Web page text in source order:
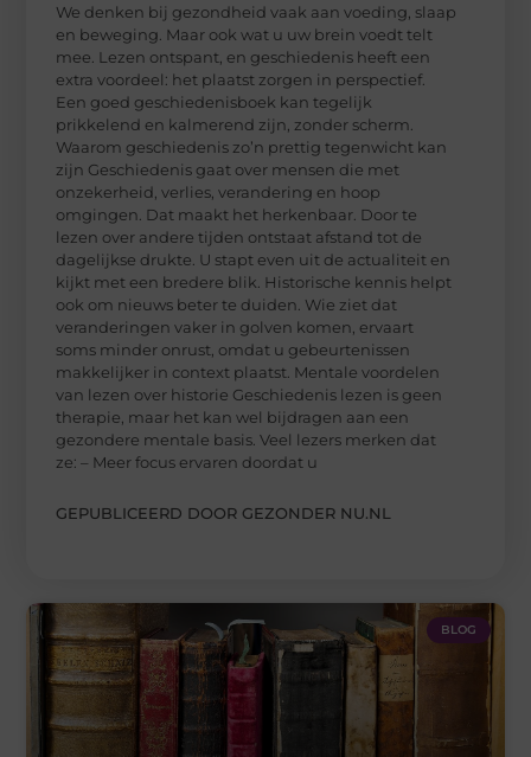
We denken bij gezondheid vaak aan voeding, slaap
en beweging. Maar ook wat u uw brein voedt telt
mee. Lezen ontspant, en geschiedenis heeft een
extra voordeel: het plaatst zorgen in perspectief.
Een goed geschiedenisboek kan tegelijk
prikkelend en kalmerend zijn, zonder scherm.
Waarom geschiedenis zo’n prettig tegenwicht kan
zijn Geschiedenis gaat over mensen die met
onzekerheid, verlies, verandering en hoop
omgingen. Dat maakt het herkenbaar. Door te
lezen over andere tijden ontstaat afstand tot de
dagelijkse drukte. U stapt even uit de actualiteit en
kijkt met een bredere blik. Historische kennis helpt
ook om nieuws beter te duiden. Wie ziet dat
veranderingen vaker in golven komen, ervaart
soms minder onrust, omdat u gebeurtenissen
makkelijker in context plaatst. Mentale voordelen
van lezen over historie Geschiedenis lezen is geen
therapie, maar het kan wel bijdragen aan een
gezondere mentale basis. Veel lezers merken dat
ze: – Meer focus ervaren doordat u
GEPUBLICEERD DOOR GEZONDER NU.NL
BLOG